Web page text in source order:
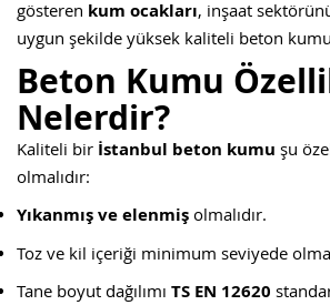
gösteren kum ocakları, inşaat
uygun şekilde yüksek kaliteli beton
Beton Kumu
Nelerdir?
Kaliteli bir İstanbul beton kumu şu
olmalıdır:
Yıkanmış ve elenmiş olmalıdır.
Toz ve kil içeriği minimum seviyede
Tane boyut dağılımı TS EN 12620